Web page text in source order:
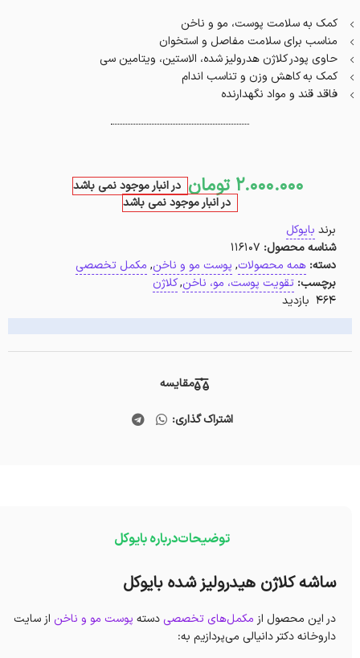
کمک به سلامت پوست، مو و ناخن
مناسب برای سلامت مفاصل و استخوان
حاوی پودر کلاژن هدرولیز شده، الاستین، ویتامین سی
کمک به کاهش وزن و تناسب اندام
فاقد قند و مواد نگهدارنده
2.000.000 تومان در انبار موجود نمی باشد
در انبار موجود نمی باشد
برند بایوکل
شناسه محصول: 116107
دسته: همه محصولات, پوست مو و ناخن, مکمل تخصصی
برچسب: تقویت پوست، مو، ناخن,کلاژن
464 بازدید
مقایسه
اشتراک گذاری:
توضیحاتدرباره بایوکل
ساشه کلاژن هیدرولیز شده بایوکل
در این محصول از مکمل‌های تخصصی دسته پوست مو و ناخن از سایت
داروخانه دکتر دانیالی می‌پردازیم به: